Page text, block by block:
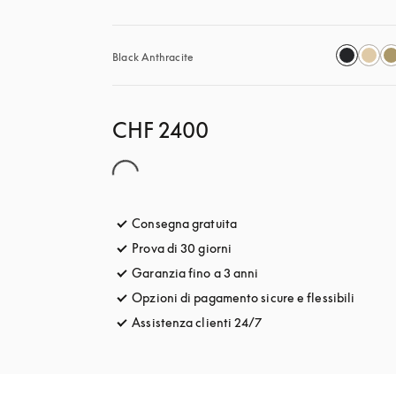
Black Anthracite
CHF 2400
Consegna gratuitasi apre in una nuova finestra
Prova di 30 giorni
Garanzia fino a 3 anni
Opzioni di pagamento sicure e flessibili
Assistenza clienti 24/7